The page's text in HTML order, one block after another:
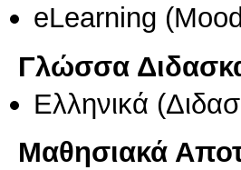
eLearning
Γλώσσα
Ελληνικά
Μαθησιακά